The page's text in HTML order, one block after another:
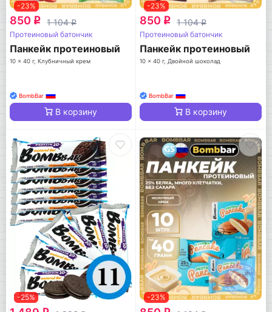
-23%
850 q 1 104q
Протеиновый батончик
Панкейк протеиновый
10 x 40 г, Клубничный крем
BombBar
В корзину
-23%
850 q 1 104q
Протеиновый батончик
Панкейк протеиновый
10 x 40 г, Двойной шоколад
BombBar
В корзину
-25% -23%